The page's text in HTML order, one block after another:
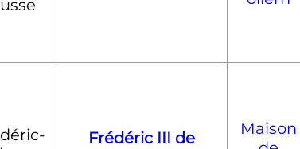
Frédéric III de
Maison